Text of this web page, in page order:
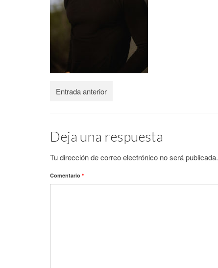
Entrada anterior
Deja una respuesta
Tu dirección de correo electrónico no será publicada.
Comentario *